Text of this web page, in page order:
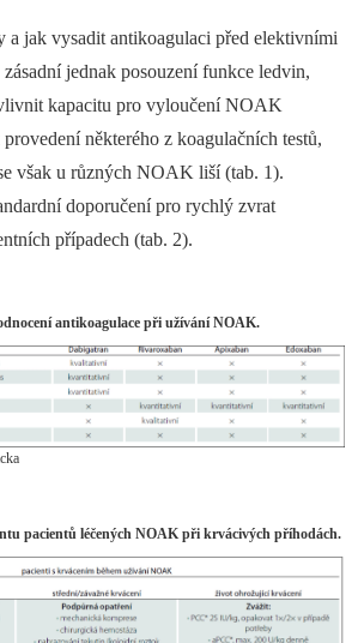
a jak vysadit antikoagulaci před elektivními
jednak posouzení funkce ledvin,
kapacitu pro vyloučení NOAK
ně­kte­rého z koagulačních testů,
však u různých NOAK liší (tab. 1).
doporučení pro rychlý zvrat
případech (tab. 2).
antikoagulace při užívání NOAK.
pacientů léčených NOAK při krvácivých příhodách.